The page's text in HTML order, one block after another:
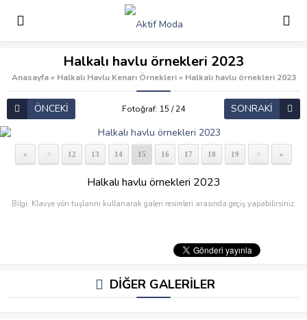
Halkalı havlu örnekleri 2023
Anasayfa » Halkalı Havlu Kenarı Örnekleri » Halkalı havlu örnekleri 2023
ÖNCEKİ Fotoğraf: 15 / 24 SONRAKİ
« < 12 13 14 15 16 17 18 19 > »
Halkalı havlu örnekleri 2023
Bilgi: Klavye yön tuşlarını kullanarak galeri resimleri arasında geçiş yapabilirsiniz.
DİĞER GALERİLER